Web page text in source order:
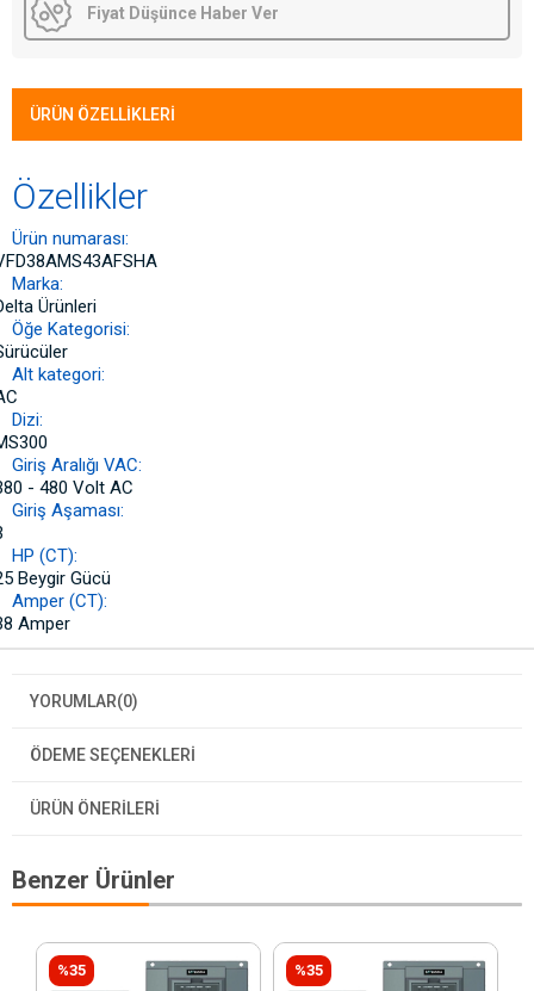
Fiyat Düşünce Haber Ver
ÜRÜN ÖZELLIKLERI
Özellikler
Ürün numarası:
Marka:
Ürünleri
Öğe Kategorisi:
Alt kategori:
Dizi:
Giriş Aralığı VAC:
- 480 Volt AC
Giriş Aşaması:
HP (CT):
Beygir Gücü
Amper (CT):
Amper
YORUMLAR(0)
ÖDEME SEÇENEKLERI
ÜRÜN ÖNERILERI
Benzer Ürünler
%35 %35